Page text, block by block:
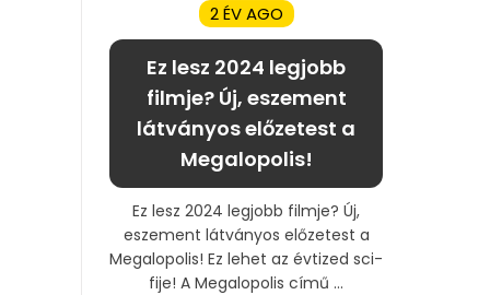
2 ÉV AGO
Ez lesz 2024 legjobb
filmje? Új, eszement
látványos előzetest a
Megalopolis!
Ez lesz 2024 legjobb filmje? Új,
eszement látványos előzetest a
Megalopolis! Ez lehet az évtized sci-
fije! A Megalopolis című ...